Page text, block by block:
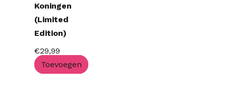
Koningen
(Limited
Edition)
€29,99
Toevoegen